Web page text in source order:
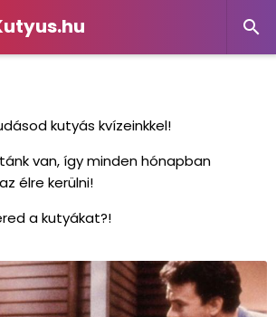

kutyás kvízeinkkel!
van, így minden hónapban
élre kerülni!
a kutyákat?!